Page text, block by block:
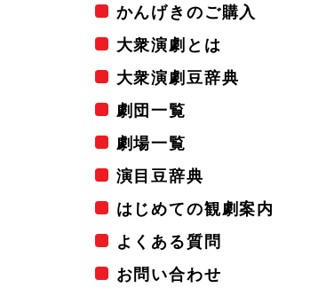
かんげきのご購入
大衆演劇とは
大衆演劇豆辞典
劇団一覧
劇場一覧
演目豆辞典
はじめての観劇案内
よくある質問
お問い合わせ